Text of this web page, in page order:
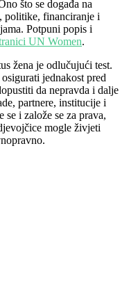
što se događa na
politike, financiranje i
Potpuni popis i
UN Women.
žena je odlučujući test.
jednakost pred
da nepravda i dalje
partnere, institucije i
se i založe se za prava,
mogle živjeti